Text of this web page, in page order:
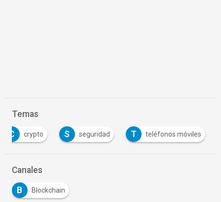
Temas
C crypto S seguridad T teléfonos móviles
Canales
B Blockchain